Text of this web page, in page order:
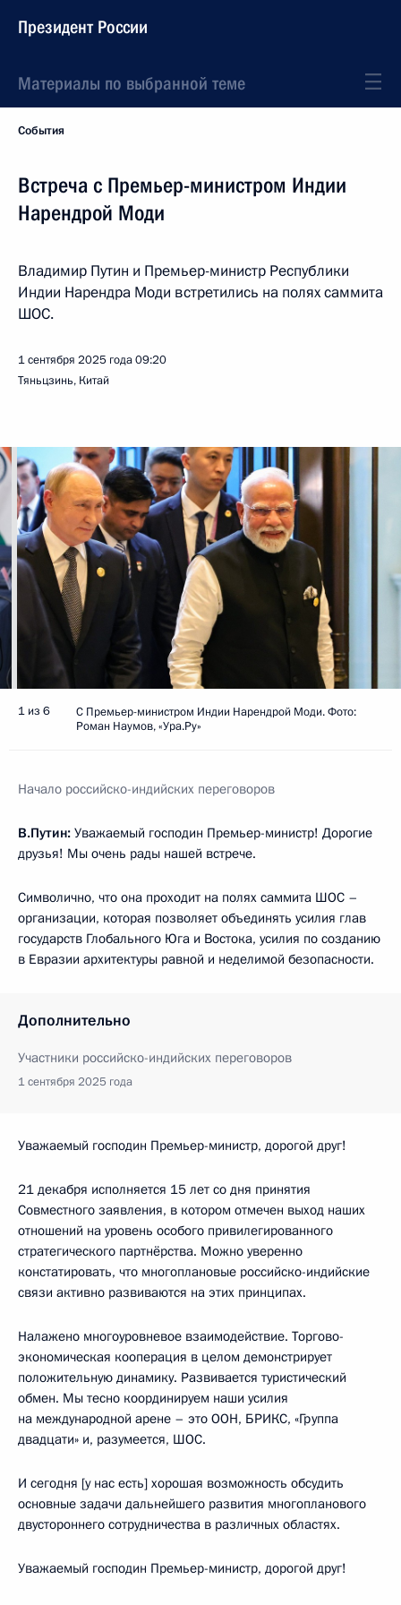
Президент России
Материалы по выбранной теме
События
Встреча с Премьер-министром Индии
Нарендрой Моди
Владимир Путин и Премьер-министр Республики
Индии Нарендра Моди встретились на полях саммита
ШОС.
1 сентября 2025 года09:20
Тяньцзинь, Китай
1 из 6
С Премьер-министром Индии Нарендрой Моди. Фото:
Роман Наумов, «Ура.Ру»
Начало российско-индийских переговоров
В.Путин: Уважаемый господин Премьер-министр! Дорогие
друзья! Мы очень рады нашей встрече.
Символично, что она проходит на полях саммита ШОС –
организации, которая позволяет объединять усилия глав
государств Глобального Юга и Востока, усилия по созданию
в Евразии архитектуры равной и неделимой безопасности.
Дополнительно
Участники российско-индийских переговоров
1 сентября 2025 года
Уважаемый господин Премьер-министр, дорогой друг!
21 декабря исполняется 15 лет со дня принятия
Совместного заявления, в котором отмечен выход наших
отношений на уровень особого привилегированного
стратегического партнёрства. Можно уверенно
констатировать, что многоплановые российско-индийские
связи активно развиваются на этих принципах.
Налажено многоуровневое взаимодействие. Торгово-
экономическая кооперация в целом демонстрирует
положительную динамику. Развивается туристический
обмен. Мы тесно координируем наши усилия
на международной арене – это ООН, БРИКС, «Группа
двадцати» и, разумеется, ШОС.
И сегодня [у нас есть] хорошая возможность обсудить
основные задачи дальнейшего развития многопланового
двустороннего сотрудничества в различных областях.
Уважаемый господин Премьер-министр, дорогой друг!